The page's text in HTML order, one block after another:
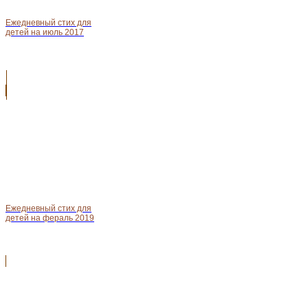
Ежедневный стих для
детей на июль 2017
Ежедневный стих для
детей на фераль 2019